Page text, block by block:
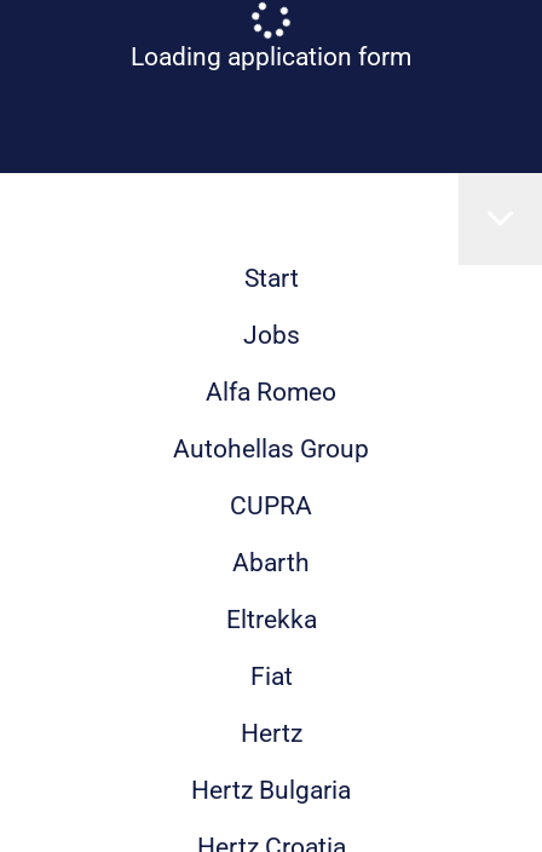
Loading application form
Start
Jobs
Alfa Romeo
Autohellas Group
CUPRA
Abarth
Eltrekka
Fiat
Hertz
Hertz Bulgaria